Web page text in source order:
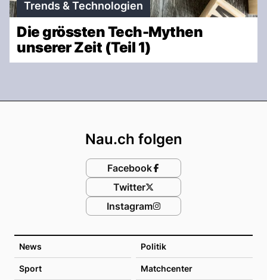
Trends & Technologien
Die grössten Tech-Mythen
unserer Zeit (Teil 1)
News Politik
Sport Matchcenter
Nau.ch folgen
Facebook
Twitter
Instagram